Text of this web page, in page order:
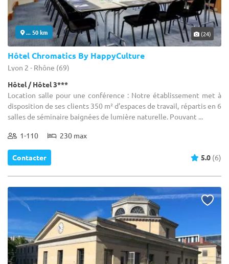
... 50 km (24)
Hôtel Chromatics By HappyCulture
Lyon 2 - Rhône (69)
Hôtel / Hôtel 3***
Location salle pour une conférence : Notre établissement met à
disposition de ses clients 350 m² d’espaces de travail, répartis en 6
salles de séminaire baignées de lumière naturelle. Pouvant ...
1-110 230 max
Contacter 5.0 (6)